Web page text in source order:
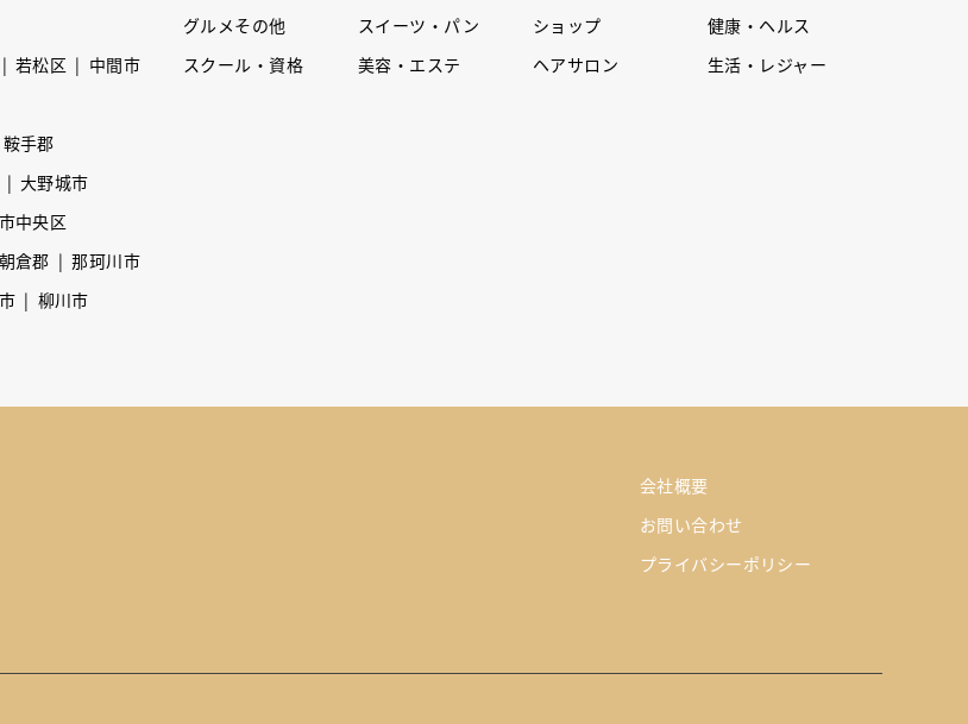
若松区
中間市
鞍手郡
大野城市
中央区
朝倉郡
那珂川市
柳川市
グルメその他
スイーツ・パン ショップ
健康・ヘルス
スクール・資格
美容・エステ ヘアサロン 生活・レジャー
会社概要
お問い合わせ
プライバシーポリシー